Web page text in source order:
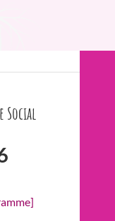
Social